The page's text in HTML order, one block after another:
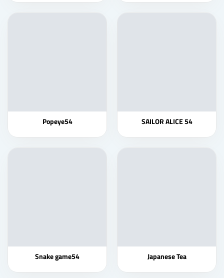
Popeye54 SAILOR ALICE 54
Snake game54 Japanese Tea